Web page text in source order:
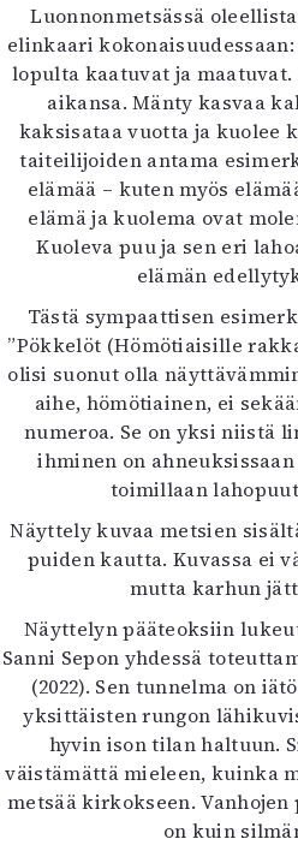
Luonnonmetsässä
elinkaari
lopulta kaatuvat ja
aikansa. Mänty kasvaa
kaksisataa vuotta ja kuolee
taiteilijoiden antama
elämää – kuten myös
elämä ja kuolema ovat
Kuoleva puu ja sen eri
elämän
Tästä sympaattisen
”Pökkelöt (Hömötiaisille
olisi suonut olla
aihe, hömötiainen, ei
numeroa. Se on yksi niistä
ihminen on
toimillaan
Näyttely kuvaa metsien
puiden kautta. Kuvassa ei
mutta karhun
Näyttelyn pääteoksiin
Sanni Sepon yhdessä
(2022). Sen tunnelma on
yksittäisten rungon
hyvin ison tilan haltuun.
väistämättä mieleen, kuinka
metsää kirkokseen.
on kuin